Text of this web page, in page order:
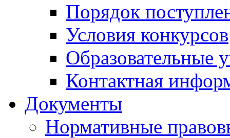
Порядок
Условия конкурсов
Образовательные
Контактная
Документы
Нормативные